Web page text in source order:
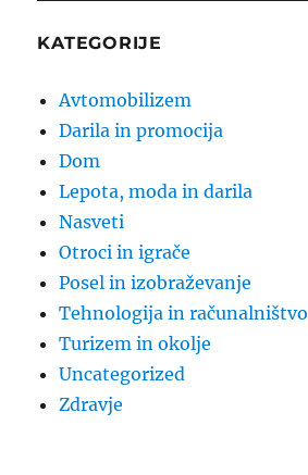
KATEGORIJE
Avtomobilizem
Darila in promocija
Dom
Lepota, moda in darila
Nasveti
Otroci in igrače
Posel in izobraževanje
Tehnologija in računalništvo
Turizem in okolje
Uncategorized
Zdravje